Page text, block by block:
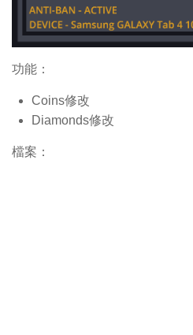
功能：
Coins修改
Diamonds修改
檔案：